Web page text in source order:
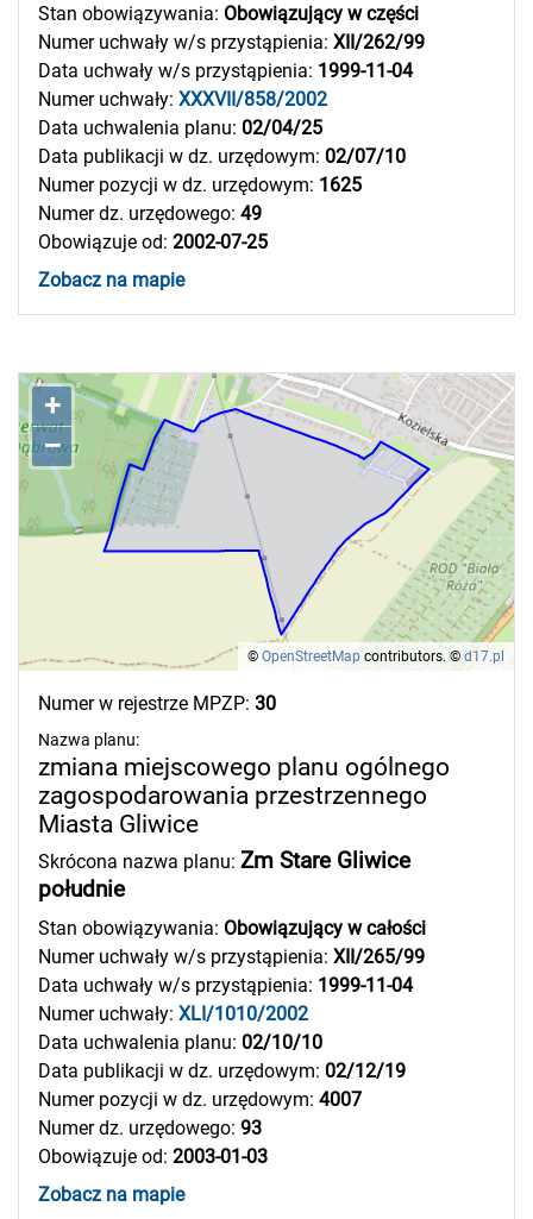
Stan obowiązywania: Obowiązujący w części
Numer uchwały w/s przystąpienia: XII/262/99
Data uchwały w/s przystąpienia: 1999-11-04
Numer uchwały: XXXVII/858/2002
Data uchwalenia planu: 02/04/25
Data publikacji w dz. urzędowym: 02/07/10
Numer pozycji w dz. urzędowym: 1625
Numer dz. urzędowego: 49
Obowiązuje od: 2002-07-25
Zobacz na mapie
+
–
© OpenStreetMap contributors. © d17.pl
Numer w rejestrze MPZP: 30
Nazwa planu:
zmiana miejscowego planu ogólnego
zagospodarowania przestrzennego
Miasta Gliwice
Skrócona nazwa planu: Zm Stare Gliwice
południe
Stan obowiązywania: Obowiązujący w całości
Numer uchwały w/s przystąpienia: XII/265/99
Data uchwały w/s przystąpienia: 1999-11-04
Numer uchwały: XLI/1010/2002
Data uchwalenia planu: 02/10/10
Data publikacji w dz. urzędowym: 02/12/19
Numer pozycji w dz. urzędowym: 4007
Numer dz. urzędowego: 93
Obowiązuje od: 2003-01-03
Zobacz na mapie